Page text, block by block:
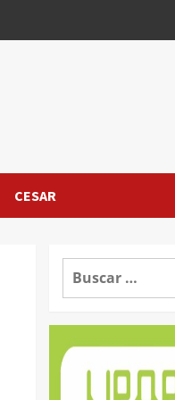
CESAR
Buscar: